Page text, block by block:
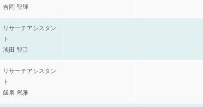
吉岡 智輝
リサーチアシスタン
ト
淡田 智己
リサーチアシスタン
ト
飯泉 彪雅